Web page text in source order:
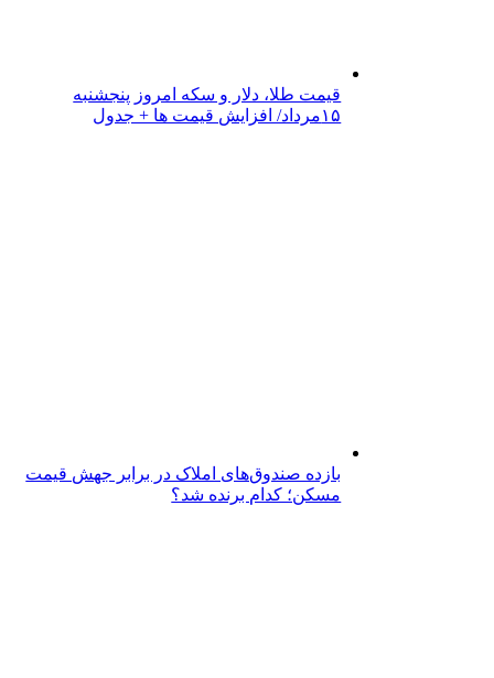
قیمت طلا، دلار و سکه امروز پنجشنبه
۱۵مرداد/ افزایش قیمت ها + جدول
بازده صندوق‌های املاک در برابر جهش قیمت
مسکن؛ کدام برنده شد؟